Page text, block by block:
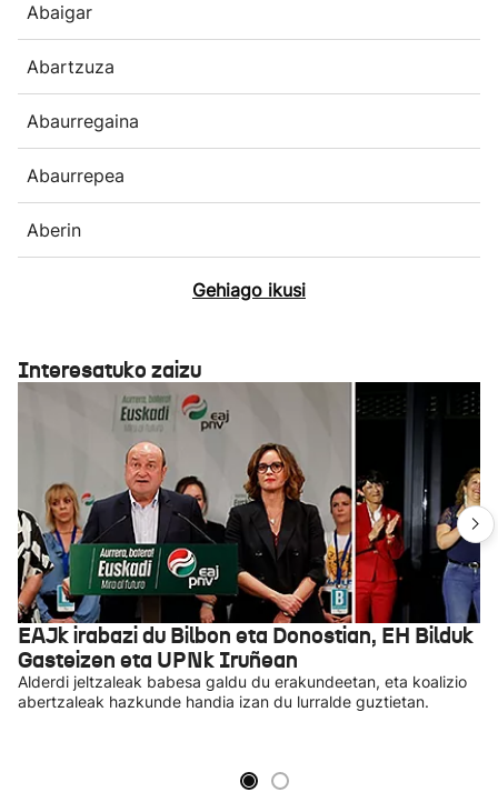
Abaigar
Abartzuza
Abaurregaina
Abaurrepea
Aberin
Gehiago ikusi
Interesatuko zaizu
EAJk irabazi du Bilbon eta Donostian, EH Bilduk
Gasteizen eta UPNk Iruñean
Alderdi jeltzaleak babesa galdu du erakundeetan, eta koalizio
abertzaleak hazkunde handia izan du lurralde guztietan.